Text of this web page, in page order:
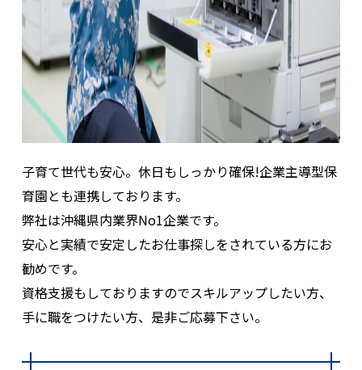
子育て世代も安心。休日もしっかり確保!企業主導型保
育園とも連携しております。
弊社は沖縄県内業界No1企業です。
安心と実績で安定したお仕事探しをされている方にお
勧めです。
資格支援もしておりますのでスキルアップしたい方、
手に職をつけたい方、是非ご応募下さい。